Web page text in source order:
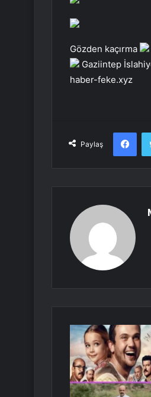
Gözden kaçırma
Gaziintep
haber-feke.xyz
Paylaş